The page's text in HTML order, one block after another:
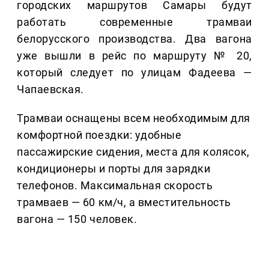
городских маршрутов Самары будут
работать современные трамваи
белорусского производства. Два вагона
уже вышли в рейс по маршруту № 20,
который следует по улицам Фадеева —
Чапаевская.
Трамваи оснащены всем необходимым для
комфортной поездки: удобные
пассажирские сидения, места для колясок,
кондиционеры и порты для зарядки
телефонов. Максимальная скорость
трамваев — 60 км/ч, а вместительность
вагона — 150 человек.